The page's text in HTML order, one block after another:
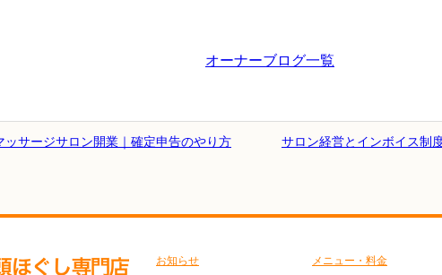
オーナーブログ一覧
ッサージサロン開業｜確定申告のやり方
サロン経営とインボイス制
お知らせ
メニュー・料金